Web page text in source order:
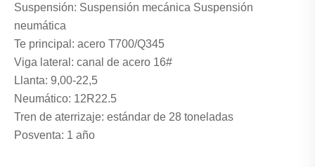
Suspensión: Suspensión mecánica Suspensión
neumática
Te principal: acero T700/Q345
Viga lateral: canal de acero 16#
Llanta: 9,00-22,5
Neumático: 12R22.5
Tren de aterrizaje: estándar de 28 toneladas
Posventa: 1 año